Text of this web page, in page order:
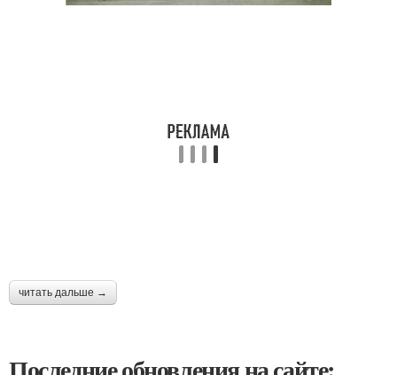
читать дальше →